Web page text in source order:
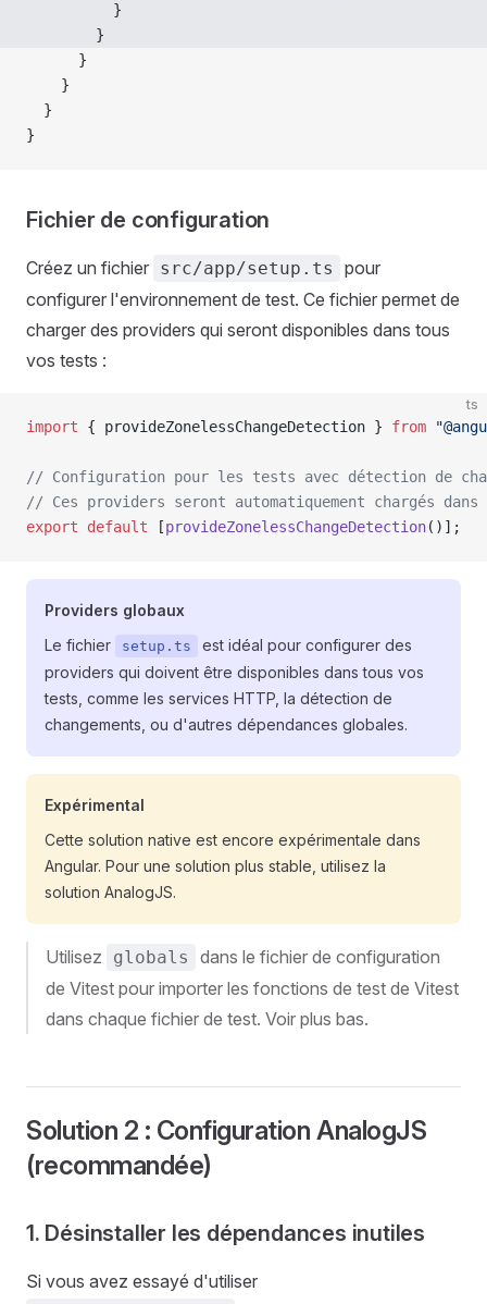
          }
        }
      }
    }
  }
}
Fichier de configuration
Créez un fichier src/app/setup.ts
pour
configurer l'environnement de test. Ce fichier permet de
charger des providers qui seront disponibles dans tous
vos tests :
ts
import { provideZonelessChangeDetection } from
// Configuration pour les tests avec détection de
// Ces providers seront automatiquement chargés
export default [provideZonelessChangeDetection()];
Providers globaux
Le fichier
setup.ts
est idéal pour configurer des
providers qui doivent être disponibles dans tous vos
tests, comme les services HTTP, la détection de
changements, ou d'autres dépendances globales.
Expérimental
Cette solution native est encore expérimentale dans
Angular. Pour une solution plus stable, utilisez la
solution AnalogJS.
Utilisez globals
dans le fichier de configuration
de Vitest pour importer les fonctions de test de Vitest
dans chaque fichier de test. Voir plus bas.
Solution 2 : Configuration AnalogJS
(recommandée)
1. Désinstaller les dépendances inutiles
Si vous avez essayé d'utiliser